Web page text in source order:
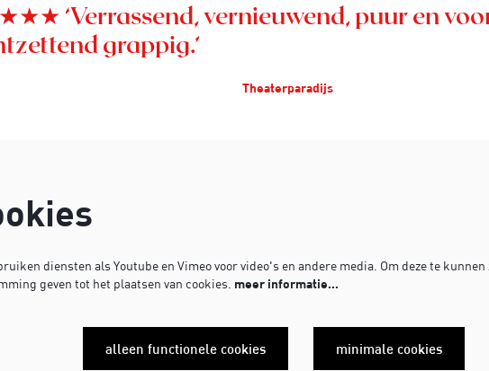
‘Verrassend, vernieuwend, puur en
grappig.’
Theaterparadijs
diensten als Youtube en Vimeo voor video's en andere media. Om deze te
geven tot het plaatsen van cookies. meer informatie…
alleen functionele cookies minimale cookies